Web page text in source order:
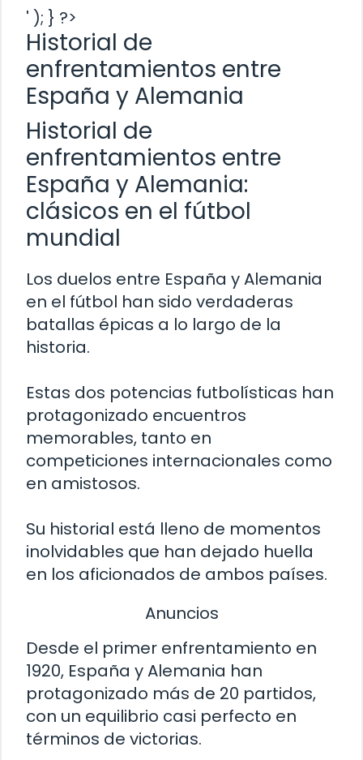
' ); } ?>
Historial de
enfrentamientos entre
España y Alemania
Historial de
enfrentamientos entre
España y Alemania:
clásicos en el fútbol
mundial
Los duelos entre España y Alemania
en el fútbol han sido verdaderas
batallas épicas a lo largo de la
historia.
Estas dos potencias futbolísticas han
protagonizado encuentros
memorables, tanto en
competiciones internacionales como
en amistosos.
Su historial está lleno de momentos
inolvidables que han dejado huella
en los aficionados de ambos países.
Anuncios
Desde el primer enfrentamiento en
1920, España y Alemania han
protagonizado más de 20 partidos,
con un equilibrio casi perfecto en
términos de victorias.